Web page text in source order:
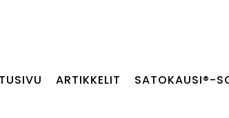
ARTIKKELIT SATOKAUSI®-